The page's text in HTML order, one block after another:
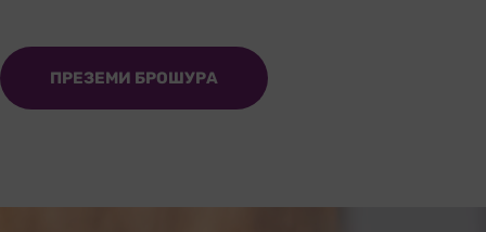
ПРЕЗЕМИ БРОШУРА